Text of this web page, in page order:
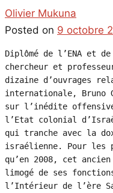
Olivier Mukuna
Posted on 9 octobre
Diplômé de l’ENA et
chercheur et
dizaine d’ouvrages
internationale, Bruno
sur l’inédite
l’Etat colonial
qui tranche avec la
israélienne. Pour les
qu’en 2008, cet
limogé de ses
l’Intérieur de l’ère